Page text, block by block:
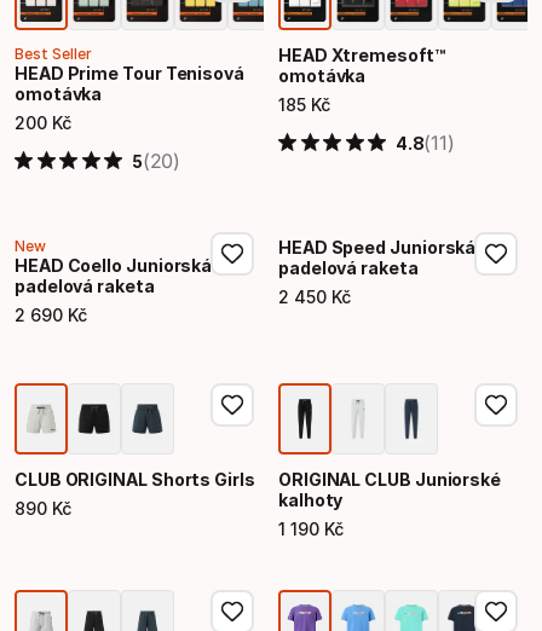
Best Seller
HEAD Prime Tour Tenisová
omotávka
200 Kč
Konečná cena
5(20)
HEAD Xtremesoft™
omotávka
185 Kč
Konečná cena
4.8(11)
New
HEAD Coello Juniorská
padelová raketa
2 690 Kč
Konečná cena
HEAD Speed Juniorská
padelová raketa
2 450 Kč
Konečná cena
CLUB ORIGINAL Shorts Girls
890 Kč
Konečná cena
ORIGINAL CLUB Juniorské
kalhoty
1 190 Kč
Konečná cena